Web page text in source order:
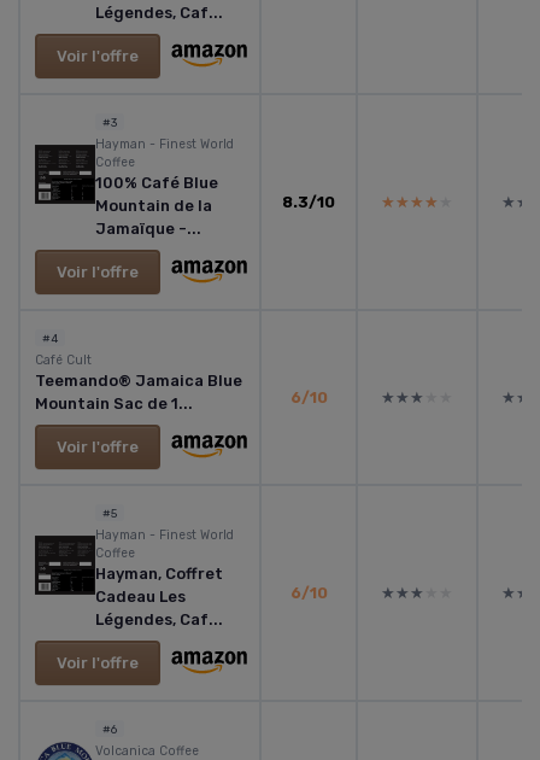
Légendes, Caf...
Voir l'offre
#3
Hayman - Finest World
Coffee
100% Café Blue
Mountain de la
Jamaïque -...
Voir l'offre
8.3/10 ★★★★★
★★★★★
#4
Café Cult
Teemando® Jamaica Blue
Mountain Sac de 1...
Voir l'offre
6/10 ★★★★★
★★★★★
#5
Hayman - Finest World
Coffee
Hayman, Coffret
Cadeau Les
Légendes, Caf...
Voir l'offre
6/10 ★★★★★
★★★★★
#6
Volcanica Coffee